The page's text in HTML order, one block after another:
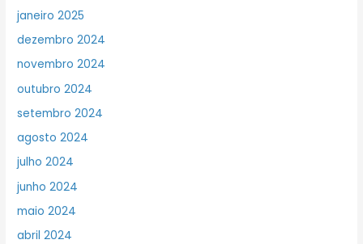
janeiro 2025
dezembro 2024
novembro 2024
outubro 2024
setembro 2024
agosto 2024
julho 2024
junho 2024
maio 2024
abril 2024